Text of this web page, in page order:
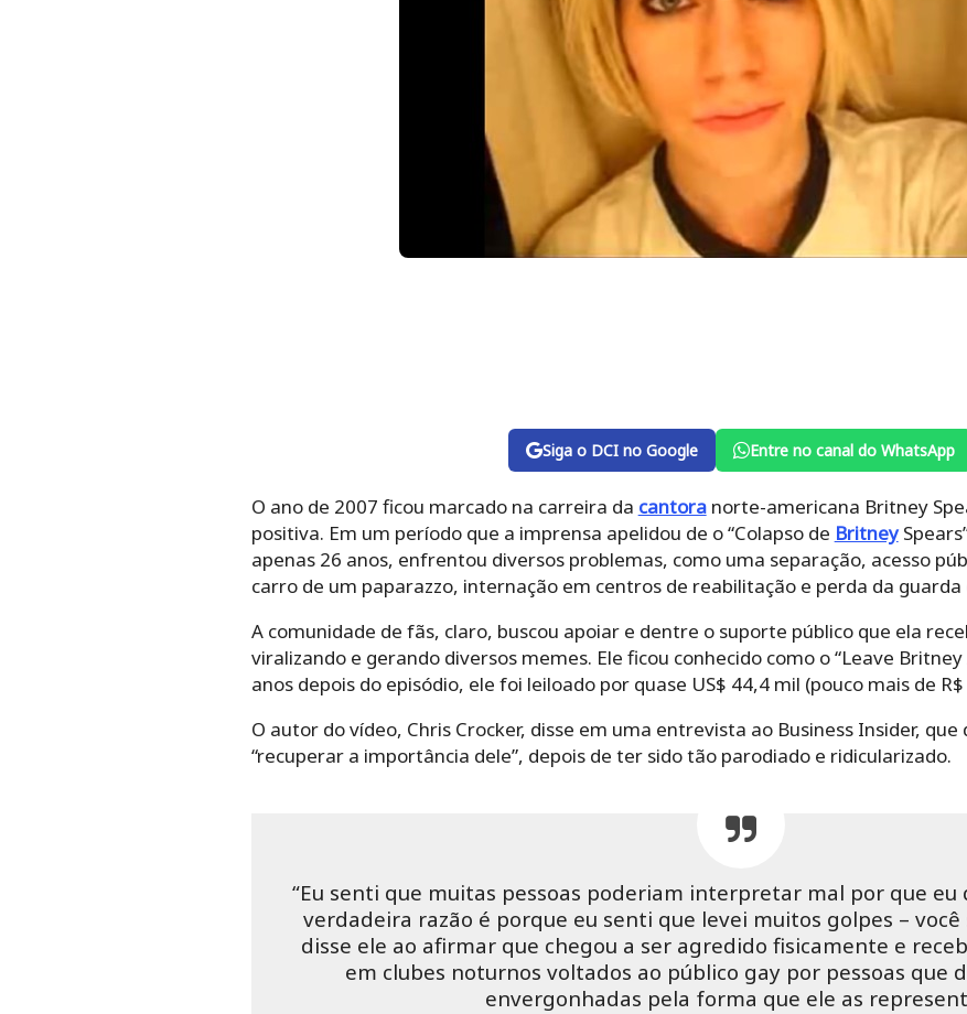
Siga o DCI no Google Entre no canal do WhatsApp
O ano de 2007 ficou marcado na carreira da cantoranorte-americana Britney
positiva. Em um período que a imprensa apelidou de o “Colapso de Britney
apenas 26 anos, enfrentou diversos problemas, como uma separação, acesso
carro de um paparazzo, internação em centros de reabilitação e perda da guarda
A comunidade de fãs, claro, buscou apoiar e dentre o suporte público que ela
viralizando e gerando diversos memes. Ele ficou conhecido como o “Leave
anos depois do episódio, ele foi leiloado por quase US$ 44,4 mil (pouco mais de
O autor do vídeo, Chris Crocker, disse em uma entrevista ao Business Insider,
“recuperar a importância dele”, depois de ter sido tão parodiado e ridicularizado.
“Eu senti que muitas pessoas poderiam interpretar mal por que eu
verdadeira razão é porque eu senti que levei muitos golpes – você
disse ele ao afirmar que chegou a ser agredido fisicamente e
em clubes noturnos voltados ao público gay por pessoas que
envergonhadas pela forma que ele as